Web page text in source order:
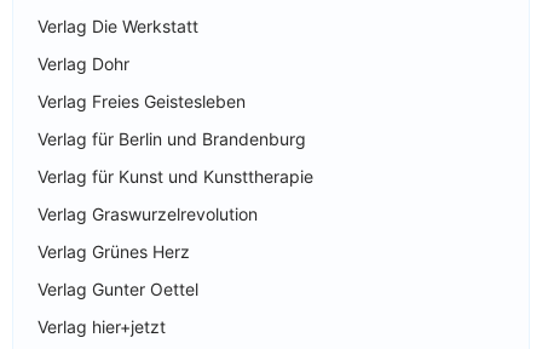
Verlag Die Werkstatt
Verlag Dohr
Verlag Freies Geistesleben
Verlag für Berlin und Brandenburg
Verlag für Kunst und Kunsttherapie
Verlag Graswurzelrevolution
Verlag Grünes Herz
Verlag Gunter Oettel
Verlag hier+jetzt